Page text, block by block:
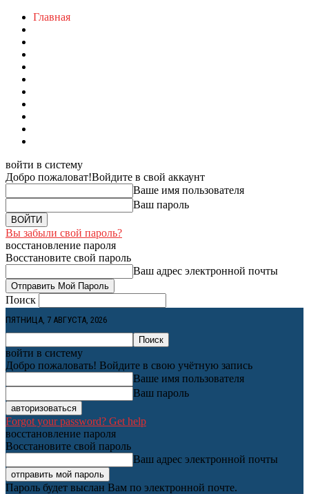
Главная
войти в систему
Добро пожаловат!Войдите в свой аккаунт
Ваше имя пользователя
Ваш пароль
Вы забыли свой пароль?
восстановление пароля
Восстановите свой пароль
Ваш адрес электронной почты
Поиск
ПЯТНИЦА, 7 АВГУСТА, 2026
войти в систему
Добро пожаловать! Войдите в свою учётную запись
Ваше имя пользователя
Ваш пароль
Forgot your password? Get help
восстановление пароля
Восстановите свой пароль
Ваш адрес электронной почты
Пароль будет выслан Вам по электронной почте.